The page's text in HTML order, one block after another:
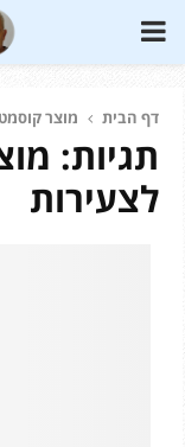
PRIMARY
דף הבית מוצר
תגיות:
לצעירות